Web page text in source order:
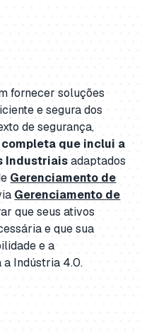
fornecer soluções
e segura dos
de segurança,
que inclui a
Industriaisadaptados
Gerenciamento de
Gerenciamento de
que seus ativos
e que sua
e a
a Indústria 4.0.